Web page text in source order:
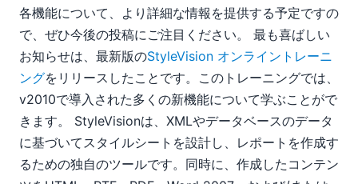
各機能について、より詳細な情報を提供する予定ですの
で、ぜひ今後の投稿にご注目ください。 最も喜ばしい
お知らせは、最新版のStyleVision オンライントレーニ
ングをリリースしたことです。このトレーニングでは、
v2010で導入された多くの新機能について学ぶことがで
きます。 StyleVisionは、XMLやデータベースのデータ
に基づいてスタイルシートを設計し、レポートを作成す
るための独自のツールです。同時に、作成したコンテン